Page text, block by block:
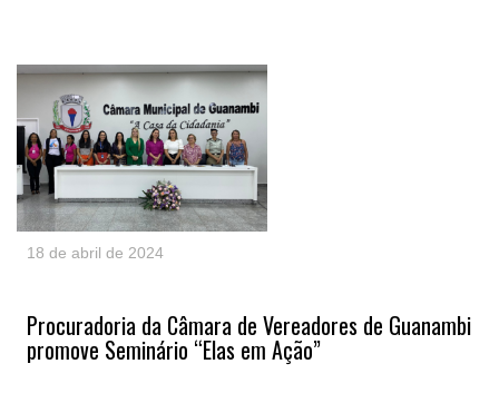
18 de abril de 2024
Procuradoria da Câmara de Vereadores de Guanambi
promove Seminário “Elas em Ação”